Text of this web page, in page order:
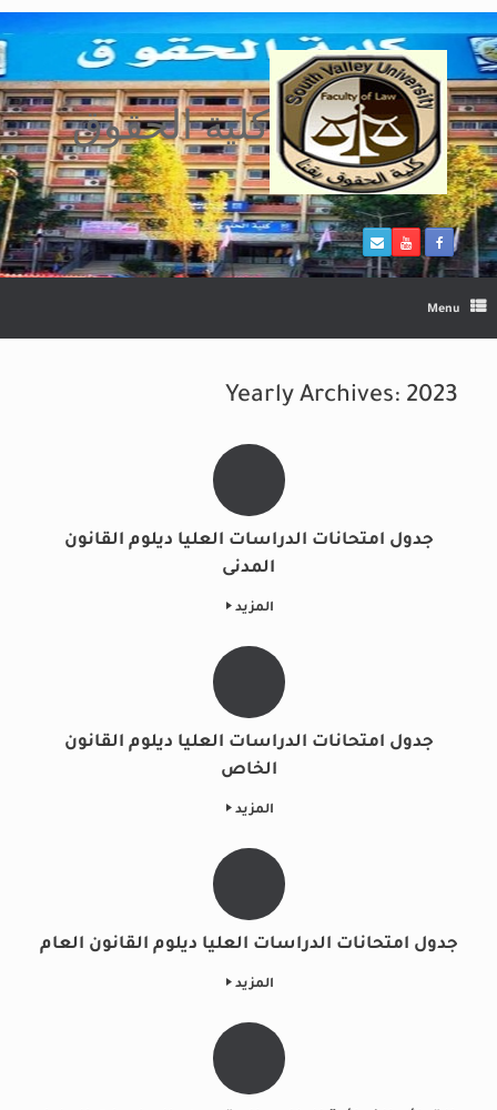
Skip
to
content
كلية الحقوق
Menu
Yearly Archives: 2023
جدول امتحانات الدراسات العليا ديلوم القانون
المدنى
المزيد
جدول امتحانات الدراسات العليا ديلوم القانون
الخاص
المزيد
جدول امتحانات الدراسات العليا ديلوم القانون العام
المزيد